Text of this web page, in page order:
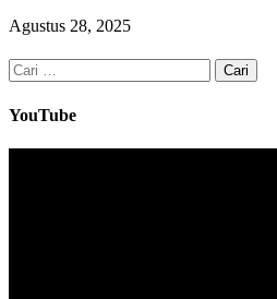
Agustus 28, 2025
Cari
untuk:
YouTube